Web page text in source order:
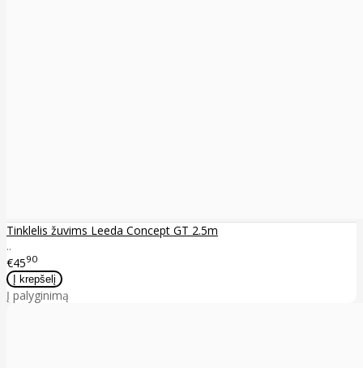
Tinklelis žuvims Leeda Concept GT 2.5m
..
€4590
Į palyginimą